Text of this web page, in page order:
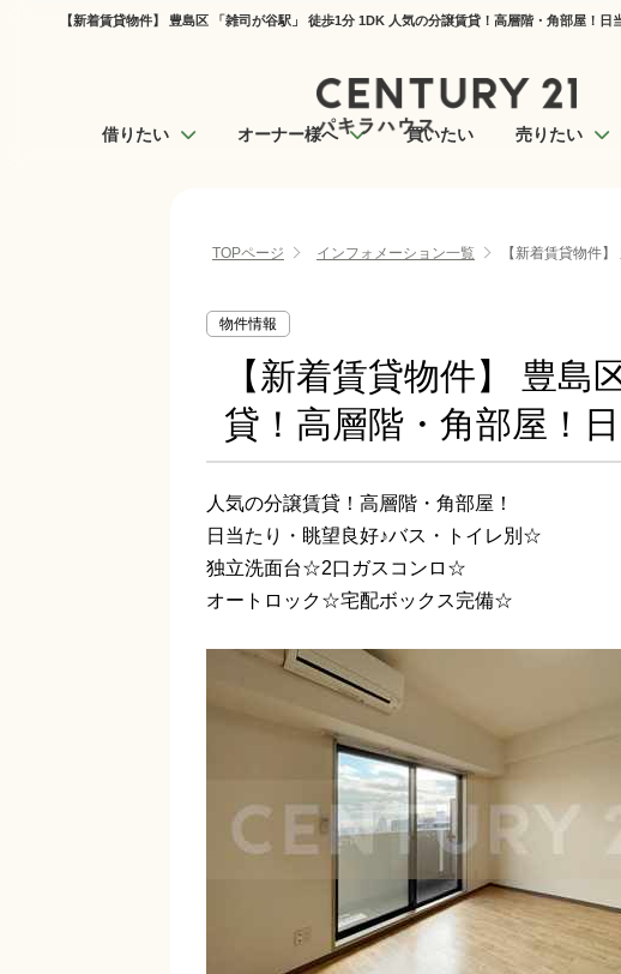
【新着賃貸物件】 豊島区 「雑司が谷駅」 徒歩1分 1DK 人気の分譲賃貸！高層階・角部屋！
借りたい オーナー様へ 買いたい 売りたい
TOPページ インフォメーション一覧 【新着賃貸物件
物件情報
【新着賃貸物件】 豊
貸！高層階・角部屋！
人気の分譲賃貸！高層階・角部屋！
日当たり・眺望良好♪バス・トイレ別☆
独立洗面台☆2口ガスコンロ☆
オートロック☆宅配ボックス完備☆